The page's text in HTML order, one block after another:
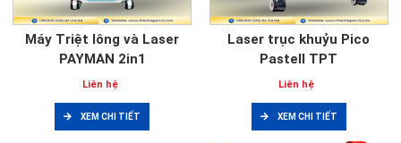
Máy Triệt lông và Laser
PAYMAN 2in1
Liên hệ
XEM CHI TIẾT
Laser trục khuỷu Pico
Pastell TPT
Liên hệ
XEM CHI TIẾT